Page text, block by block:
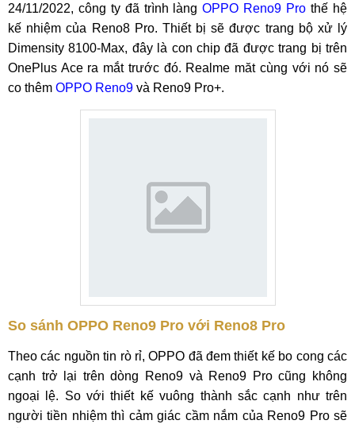
24/11/2022, công ty đã trình làngOPPO Reno9 Pro thế hệ
kế nhiệm của Reno8 Pro. Thiết bị sẽ được trang bộ xử lý
Dimensity 8100-Max, đây là con chip đã được trang bị trên
OnePlus Ace ra mắt trước đó. Realme măt cùng với nó sẽ
co thêm OPPO Reno9 và Reno9 Pro+.
So sánh OPPO Reno9 Pro với Reno8 Pro
Theo các nguồn tin rò rỉ, OPPO đã đem thiết kế bo cong các
cạnh trở lại trên dòng Reno9 và Reno9 Pro cũng không
ngoại lệ. So với thiết kế vuông thành sắc cạnh như trên
người tiền nhiệm thì cảm giác cầm nắm của Reno9 Pro sẽ